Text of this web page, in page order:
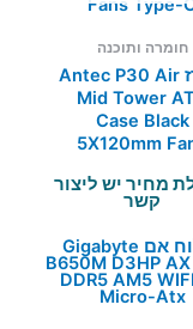
חומרה ותוכנה
מארז Antec P30 Air
Mid Tower
Case Black
5X120mm
מחיר יש ליצור
קשר